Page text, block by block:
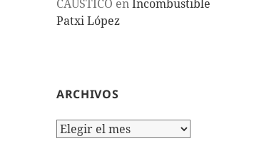
CAUSTICO enIncombustible
Patxi López
ARCHIVOS
Archivos